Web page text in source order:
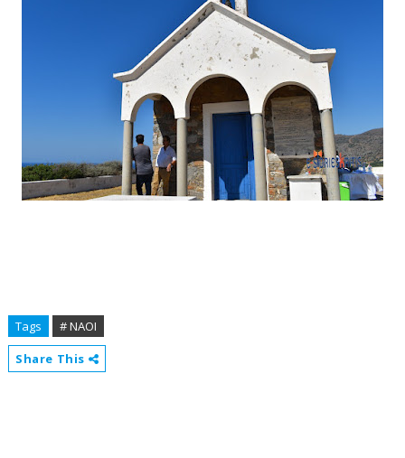
Tags
# ΝΑΟΙ
Share This